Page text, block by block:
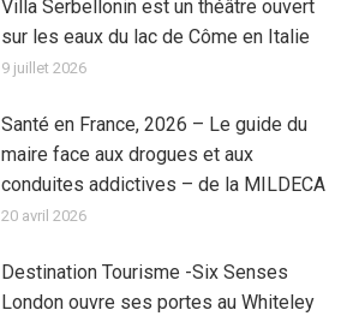
Villa Serbellonin est un théâtre ouvert
sur les eaux du lac de Côme en Italie
9 juillet 2026
Santé en France, 2026 – Le guide du
maire face aux drogues et aux
conduites addictives – de la MILDECA
20 avril 2026
Destination Tourisme -Six Senses
London ouvre ses portes au Whiteley